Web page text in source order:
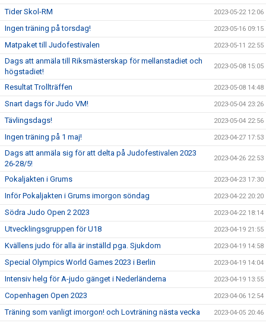
Tider Skol-RM 2023-05-22 12:06
Ingen träning på torsdag! 2023-05-16 09:15
Matpaket till Judofestivalen 2023-05-11 22:55
Dags att anmäla till Riksmästerskap för mellanstadiet och
högstadiet!
2023-05-08 15:05
Resultat Trollträffen 2023-05-08 14:48
Snart dags för Judo VM! 2023-05-04 23:26
Tävlingsdags! 2023-05-04 22:56
Ingen träning på 1 maj! 2023-04-27 17:53
Dags att anmäla sig för att delta på Judofestivalen 2023
26-28/5!
2023-04-26 22:53
Pokaljakten i Grums 2023-04-23 17:30
Inför Pokaljakten i Grums imorgon söndag 2023-04-22 20:20
Södra Judo Open 2 2023 2023-04-22 18:14
Utvecklingsgruppen för U18 2023-04-19 21:55
Kvällens judo för alla är inställd pga. Sjukdom 2023-04-19 14:58
Special Olympics World Games 2023 i Berlin 2023-04-19 14:04
Intensiv helg för A-judo gänget i Nederländerna 2023-04-19 13:55
Copenhagen Open 2023 2023-04-06 12:54
Träning som vanligt imorgon! och Lovträning nästa vecka 2023-04-05 20:46